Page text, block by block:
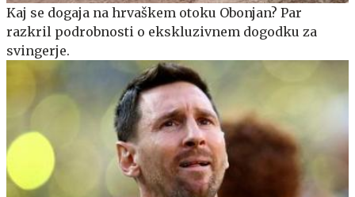
Kaj se dogaja na hrvaškem otoku Obonjan? Par
razkril podrobnosti o ekskluzivnem dogodku za
svingerje.